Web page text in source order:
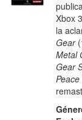
Xbox
la
Gear
Metal
Gear